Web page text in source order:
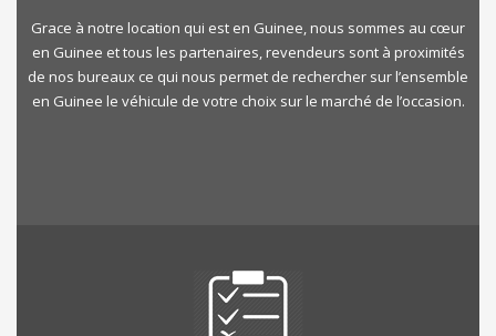
Grace à notre location qui est en Guinee, nous sommes au cœur
en Guinee et tous les partenaires, revendeurs sont à proximités
de nos bureaux ce qui nous permet de rechercher sur l’ensemble
en Guinee le véhicule de votre choix sur le marché de l’occasion.